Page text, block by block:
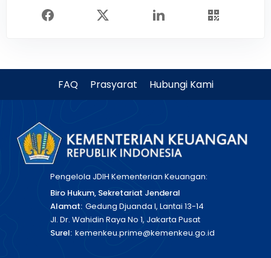
FAQ Prasyarat Hubungi Kami
Pengelola JDIH Kementerian Keuangan:
Biro Hukum, Sekretariat Jenderal
Alamat: Gedung Djuanda I, Lantai 13-14
Jl. Dr. Wahidin Raya No 1, Jakarta Pusat
Surel: kemenkeu.prime@kemenkeu.go.id